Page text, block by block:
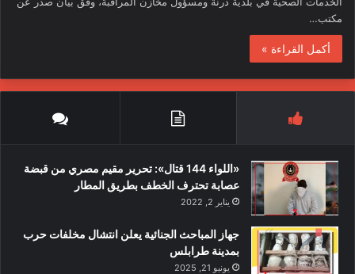
مكتب…
أكمل القراءة »
«اللواء 144 قتال»: تحرير مقيم مصري من قبضة
عصابة تحترف الخطف بطريق المطار
يناير 2, 2022
جهاز المباحث الجنائية يعلن انتشال مخلفات حرب
بمدينة طرابلس
يونيو 21, 2025